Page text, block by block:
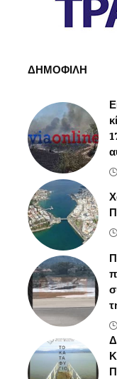
ΔΗΜΟΦΙΛΗ